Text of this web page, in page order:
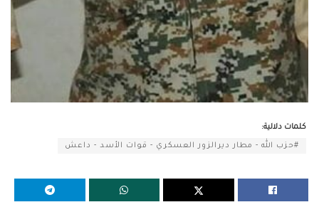
كلمات دلالية:
#حزب الله - مطار ديرالزور العسكري - قوات الأسد - داعش